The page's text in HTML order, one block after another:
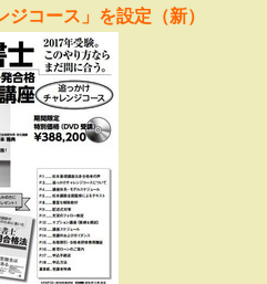
ジコース」を設定（新）